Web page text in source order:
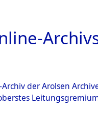
ARCHIVALE
der Arolsen